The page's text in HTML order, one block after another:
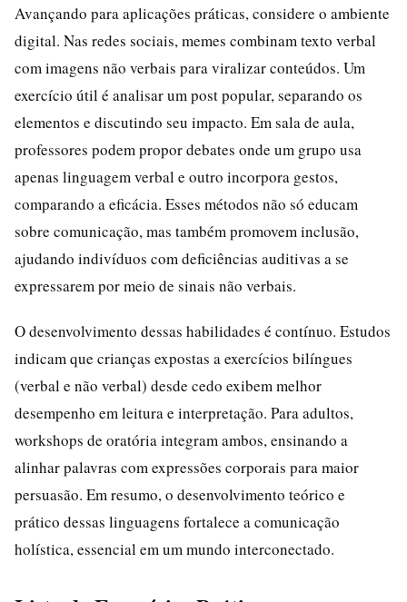
Avançando para aplicações práticas, considere o ambiente
digital. Nas redes sociais, memes combinam texto verbal
com imagens não verbais para viralizar conteúdos. Um
exercício útil é analisar um post popular, separando os
elementos e discutindo seu impacto. Em sala de aula,
professores podem propor debates onde um grupo usa
apenas linguagem verbal e outro incorpora gestos,
comparando a eficácia. Esses métodos não só educam
sobre comunicação, mas também promovem inclusão,
ajudando indivíduos com deficiências auditivas a se
expressarem por meio de sinais não verbais.
O desenvolvimento dessas habilidades é contínuo. Estudos
indicam que crianças expostas a exercícios bilíngues
(verbal e não verbal) desde cedo exibem melhor
desempenho em leitura e interpretação. Para adultos,
workshops de oratória integram ambos, ensinando a
alinhar palavras com expressões corporais para maior
persuasão. Em resumo, o desenvolvimento teórico e
prático dessas linguagens fortalece a comunicação
holística, essencial em um mundo interconectado.